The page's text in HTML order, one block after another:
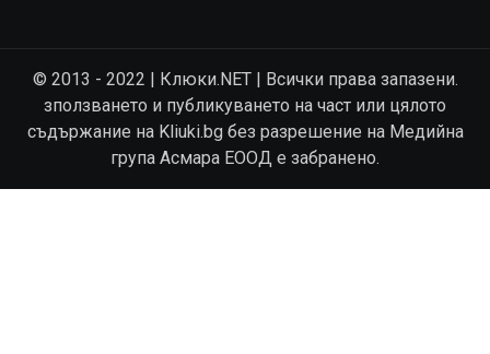
© 2013 - 2022 | Клюки.NET | Всички права запазени.
зползването и публикуването на част или цялото
съдържание на Kliuki.bg без разрешение на Медийна
група Асмара ЕООД е забранено.